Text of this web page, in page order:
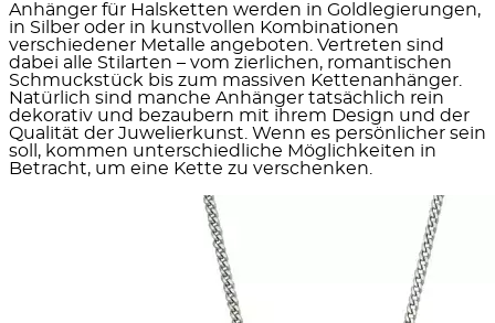
Anhänger für Halsketten werden in Goldlegierungen,
in Silber oder in kunstvollen Kombinationen
verschiedener Metalle angeboten. Vertreten sind
dabei alle Stilarten – vom zierlichen, romantischen
Schmuckstück bis zum massiven Kettenanhänger.
Natürlich sind manche Anhänger tatsächlich rein
dekorativ und bezaubern mit ihrem Design und der
Qualität der Juwelierkunst. Wenn es persönlicher sein
soll, kommen unterschiedliche Möglichkeiten in
Betracht, um eine Kette zu verschenken.